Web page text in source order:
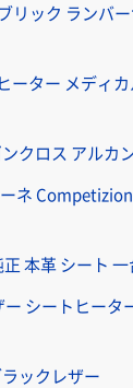
リック ランバ
ーター メディ
クロス アルカ
ネ
本革 シート
シートヒータ
ックレザー